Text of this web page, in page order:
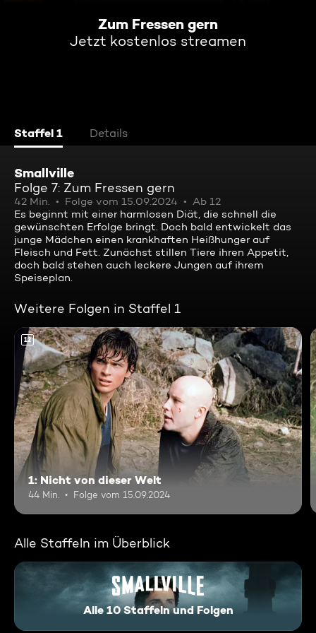
Zum Fressen gern
Jetzt kostenlos streamen
Staffel 1 Details
Smallville
Folge 7: Zum Fressen gern
42 Min. Folge vom 15.09.2024
Ab 12
Es beginnt mit einer harmlosen Diät, die schnell die
gewünschten Erfolge bringt. Doch bald entwickelt das
junge Mädchen einen krankhaften Heißhunger auf
Fleisch und Fett. Zunächst stillen Tiere ihren Appetit,
doch bald stehen auch leckere Jungen auf ihrem
Speiseplan.
Weitere Folgen in Staffel 1
12
1: Nicht von dieser Welt
44 Min. Folge vom 15.09.2024
Alle Staffeln im Überblick
Alle 10 Staffeln und Folgen